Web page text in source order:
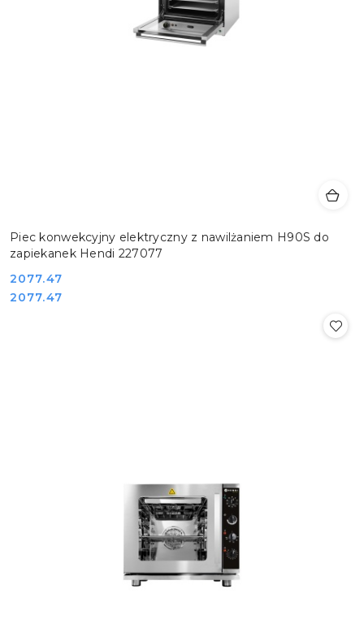
Piec konwekcyjny elektryczny z nawilżaniem H90S do
zapiekanek Hendi 227077
Cena:
2077.47
Cena:
2077.47